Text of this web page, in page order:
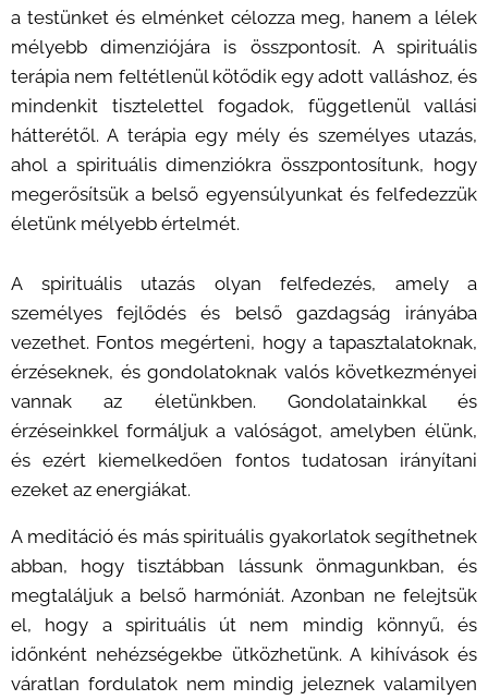
a testünket és elménket célozza meg, hanem a lélek
mélyebb dimenziójára is összpontosít. A spirituális
terápia nem feltétlenül kötődik egy adott valláshoz, és
mindenkit tisztelettel fogadok, függetlenül vallási
hátterétől. A terápia egy mély és személyes utazás,
ahol a spirituális dimenziókra összpontosítunk, hogy
megerősítsük a belső egyensúlyunkat és felfedezzük
életünk mélyebb értelmét.
A spirituális utazás olyan felfedezés, amely a
személyes fejlődés és belső gazdagság irányába
vezethet. Fontos megérteni, hogy a tapasztalatoknak,
érzéseknek, és gondolatoknak valós következményei
vannak az életünkben. Gondolatainkkal és
érzéseinkkel formáljuk a valóságot, amelyben élünk,
és ezért kiemelkedően fontos tudatosan irányítani
ezeket az energiákat.
A meditáció és más spirituális gyakorlatok segíthetnek
abban, hogy tisztábban lássunk önmagunkban, és
megtaláljuk a belső harmóniát. Azonban ne felejtsük
el, hogy a spirituális út nem mindig könnyű, és
időnként nehézségekbe ütközhetünk. A kihívások és
váratlan fordulatok nem mindig jeleznek valamilyen